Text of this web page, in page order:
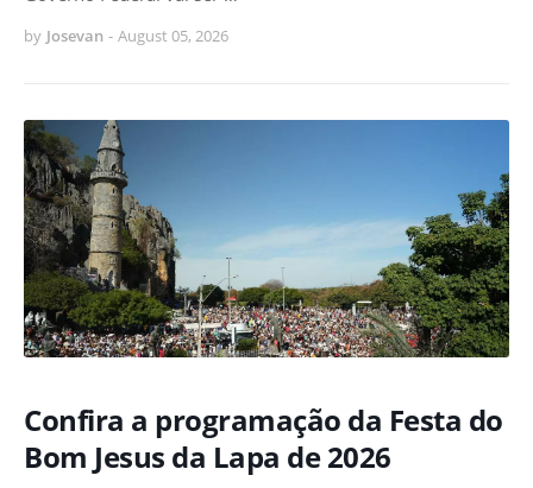
by Josevan - August 05, 2026
Confira a programação da Festa do
Bom Jesus da Lapa de 2026